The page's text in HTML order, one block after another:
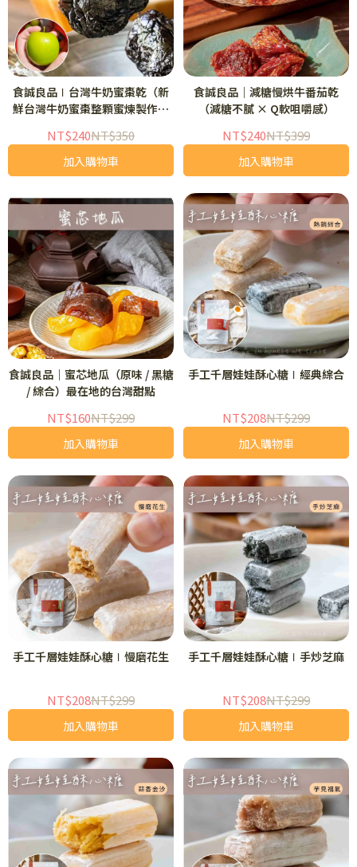
食誠良品∣台灣牛奶蜜棗乾（新
鮮台灣牛奶蜜棗整顆蜜煉製作，
NT$240NT$350
加入購物車
食誠良品｜減糖慢烘牛番茄乾
（減糖不膩 × Q軟咀嚼感）
NT$240NT$399
加入購物車
食誠良品｜蜜芯地瓜（原味 / 黑糖
/ 綜合）最在地的台灣甜點
NT$160NT$299
加入購物車
手工千層娃娃酥心糖∣經典綜合
NT$208NT$299
加入購物車
手工千層娃娃酥心糖∣慢磨花生
NT$208NT$299
加入購物車
手工千層娃娃酥心糖∣手炒芝麻
NT$208NT$299
加入購物車